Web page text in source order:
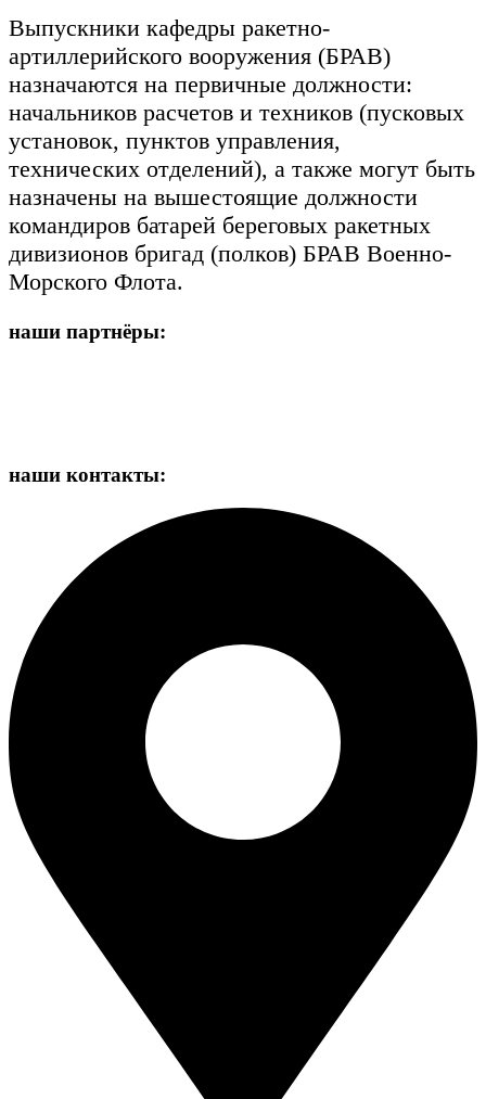
Выпускники кафедры ракетно-
артиллерийского вооружения (БРАВ)
назначаются на первичные должности:
начальников расчетов и техников (пусковых
установок, пунктов управления,
технических отделений), а также могут быть
назначены на вышестоящие должности
командиров батарей береговых ракетных
дивизионов бригад (полков) БРАВ Военно-
Морского Флота.
наши партнёры:
наши контакты: